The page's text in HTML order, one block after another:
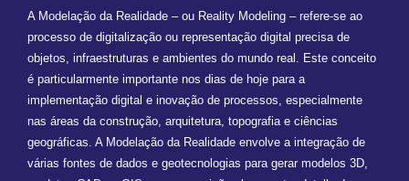
A Modelação da Realidade – ou Reality Modeling – refere-se ao
processo de digitalização ou representação digital precisa de
objetos, infraestruturas e ambientes do mundo real. Este conceito
é particularmente importante nos dias de hoje para a
implementação digital e inovação de processos, especialmente
nas áreas da construção, arquitetura, topografia e ciências
geográficas. A Modelação da Realidade envolve a integração de
várias fontes de dados e geotecnologias para gerar modelos 3D,